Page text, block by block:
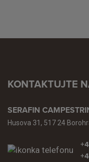
KONTAKTUJTE
SERAFIN
Husova 31, 517 24